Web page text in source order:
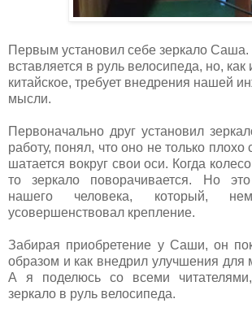
Первым установил себе зеркало Саша.
вставляется в руль велосипеда, но, как
китайское, требует внедрения нашей
мысли.
Первоначально друг установил
работу, понял, что оно не только плохо
шатается вокруг свои оси. Когда
то зеркало поворачивается. Но
нашего человека, который,
усовершенствовал крепление.
Забирая приобретение у Саши, он
образом и как внедрил улучшения для
А я поделюсь со всеми читателями,
зеркало в руль велосипеда.